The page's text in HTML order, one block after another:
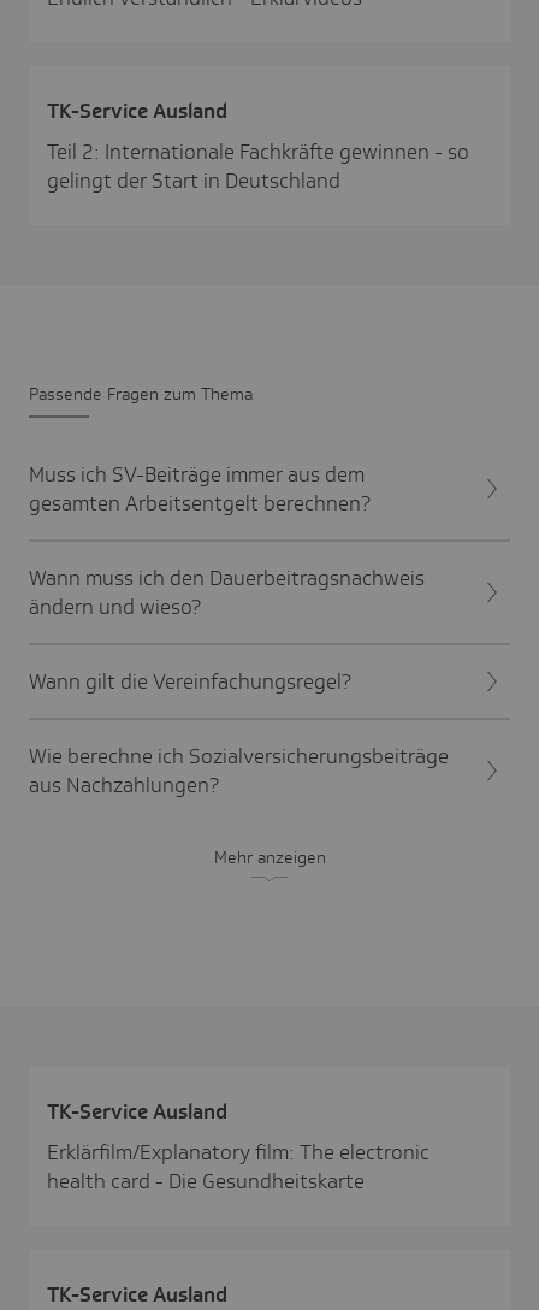
TK-Service Ausland
Teil 2: Internationale Fachkräfte gewinnen - so
gelingt der Start in Deutschland
Passende Fragen zum Thema
Muss ich SV-Beiträge immer aus dem
gesamten Arbeitsentgelt berechnen?
Wann muss ich den Dauerbeitragsnachweis
ändern und wieso?
Wann gilt die Vereinfachungsregel?
Wie berechne ich Sozialversicherungsbeiträge
aus Nachzahlungen?
Mehr anzeigen
TK-Service Ausland
Erklärfilm/Explanatory film: The electronic
health card - Die Gesundheitskarte
TK-Service Ausland